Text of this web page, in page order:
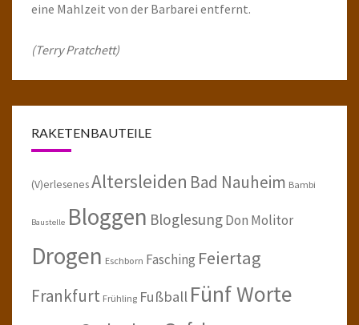
eine Mahlzeit von der Barbarei entfernt.
(Terry Pratchett)
RAKETENBAUTEILE
(V)erlesenesAltersleiden Bad Nauheim Bambi
Baustelle Bloggen BloglesungDon Molitor
Drogen Eschborn Fasching Feiertag
Frankfurt Frühling Fußball Fünf Worte